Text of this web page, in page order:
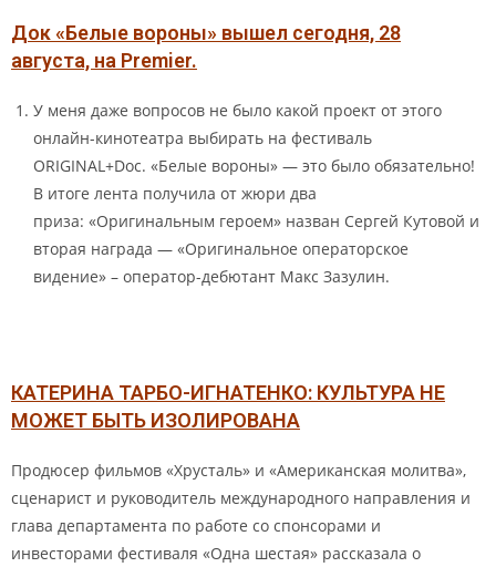
Док «Белые вороны» вышел сегодня, 28
августа, на Premier.
У меня даже вопросов не было какой проект от этого
онлайн-кинотеатра выбирать на фестиваль
ORIGINAL+Doc. «Белые вороны» — это было обязательно!
В итоге лента получила от жюри два
приза: «Оригинальным героем» назван Сергей Кутовой и
вторая награда — «Оригинальное операторское
видение» – оператор-дебютант Макс Зазулин.
КАТЕРИНА ТАРБО-ИГНАТЕНКО: КУЛЬТУРА НЕ
МОЖЕТ БЫТЬ ИЗОЛИРОВАНА
Продюсер фильмов «Хрусталь» и «Американская молитва»,
сценарист и руководитель международного направления и
глава департамента по работе со спонсорами и
инвесторами фестиваля «Одна шестая» рассказала о